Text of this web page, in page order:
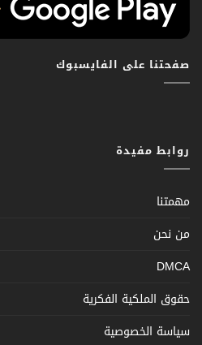
صفحتنا على الفايسبوك
روابط مفيدة
مهمتنا
من نحن
DMCA
حقوق الملكية الفكرية
سياسة الخصوصية